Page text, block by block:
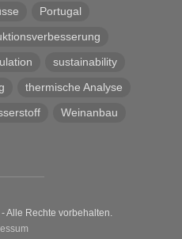
Portugal
sustainability
thermische Analyse
Weinanbau
Alle Rechte vorbehalten.